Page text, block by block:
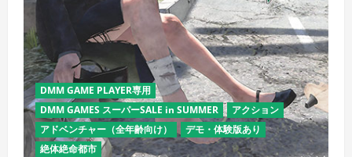
DMM GAME PLAYER専用
DMM GAMES スーパーSALE in SUMMER
アクション
アドベンチャー（全年齢向け）
デモ・体験版あり
絶体絶命都市